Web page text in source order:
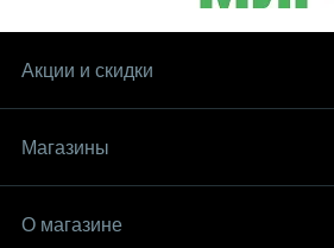
Акции и скидки
Магазины
О магазине